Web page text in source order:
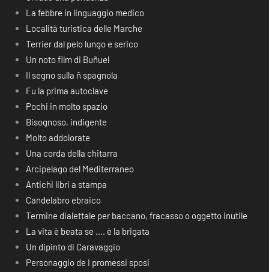
La febbre in linguaggio medico
Località turistica delle Marche
Terrier dal pelo lungo e serico
Un noto film di Buñuel
Il segno sulla ñ spagnola
Fu la prima autoclave
Pochi in molto spazio
Bisognoso, indigente
Molto addolorate
Una corda della chitarra
Arcipelago del Mediterraneo
Antichi libri a stampa
Candelabro ebraico
Termine dialettale per baccano, fracasso o oggetto inutile
La vita è beata se …. è la brigata
Un dipinto di Caravaggio
Personaggio de I promessi sposi